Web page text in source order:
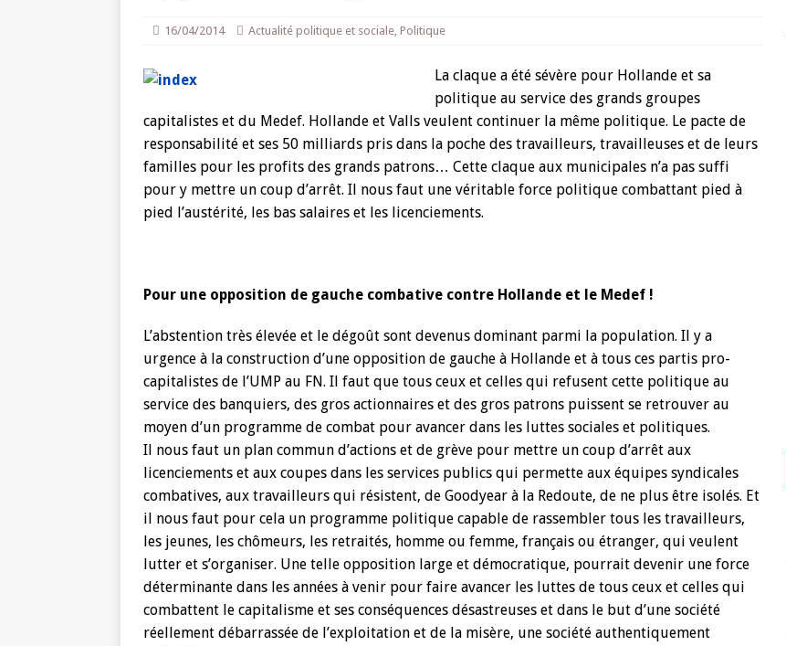
16/04/2014 Actualité politique et sociale, Politique
La claque a été sévère pour Hollande et sa
politique au service des grands groupes
capitalistes et du Medef. Hollande et Valls veulent continuer la même politique. Le pacte de
responsabilité et ses 50 milliards pris dans la poche des travailleurs, travailleuses et de leurs
familles pour les profits des grands patrons… Cette claque aux municipales n’a pas suffi
pour y mettre un coup d’arrêt. Il nous faut une véritable force politique combattant pied à
pied l’austérité, les bas salaires et les licenciements.
Pour une opposition de gauche combative contre Hollande et le Medef !
L’abstention très élevée et le dégoût sont devenus dominant parmi la population. Il y a
urgence à la construction d’une opposition de gauche à Hollande et à tous ces partis pro-
capitalistes de l’UMP au FN. Il faut que tous ceux et celles qui refusent cette politique au
service des banquiers, des gros actionnaires et des gros patrons puissent se retrouver au
moyen d’un programme de combat pour avancer dans les luttes sociales et politiques.
Il nous faut un plan commun d’actions et de grève pour mettre un coup d’arrêt aux
licenciements et aux coupes dans les services publics qui permette aux équipes syndicales
combatives, aux travailleurs qui résistent, de Goodyear à la Redoute, de ne plus être isolés. Et
il nous faut pour cela un programme politique capable de rassembler tous les travailleurs,
les jeunes, les chômeurs, les retraités, homme ou femme, français ou étranger, qui veulent
lutter et s’organiser. Une telle opposition large et démocratique, pourrait devenir une force
déterminante dans les années à venir pour faire avancer les luttes de tous ceux et celles qui
combattent le capitalisme et ses conséquences désastreuses et dans le but d’une société
réellement débarrassée de l’exploitation et de la misère, une société authentiquement